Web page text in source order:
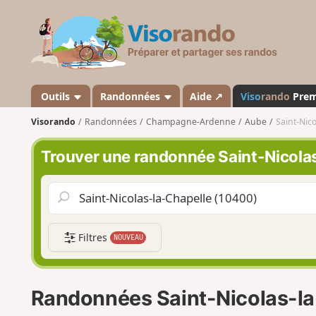
s
a
n
d
o
Outils Randonnées Aide ↗ Visorando
Visorando Randonnées Champagne-Ardenne Aube Saint-
Trouver une randonnée Saint-
Filtres NOUVEAU
Randonnées Saint-Nicolas-